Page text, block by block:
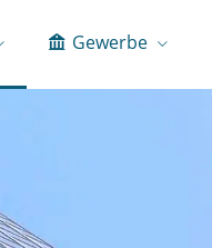
Gewerbe